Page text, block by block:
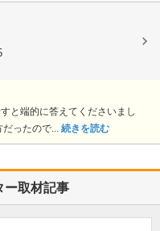
と端的に答えてくださいまし
ったので... 続きを読む
ー取材記事